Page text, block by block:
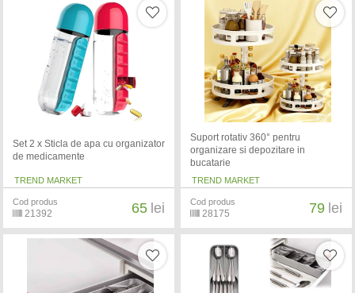
Set 2 x Sticla de apa cu organizator
de medicamente
TREND MARKET
Cod produs
21392 65 lei
Suport rotativ 360° pentru
organizare si depozitare in
bucatarie
TREND MARKET
Cod produs
28175 79 lei